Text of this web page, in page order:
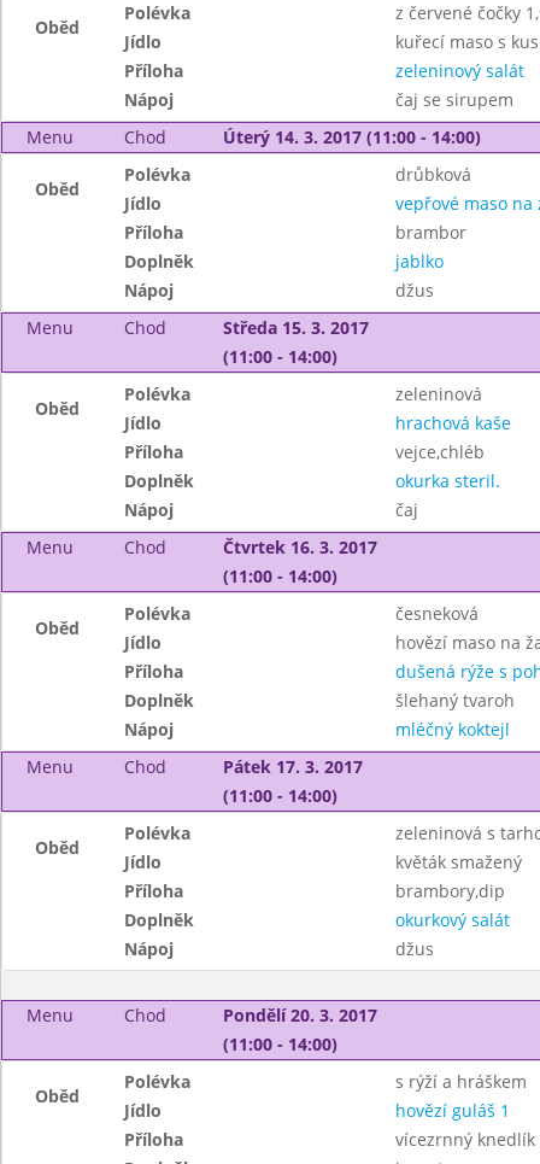
Oběd
Polévka
z červené čočky
Jídlo
kuřecí maso s
Příloha
zeleninový salát
Nápoj
čaj se sirupem
Menu
Chod Úterý 14. 3. 2017 (11:00 - 14:00)
Oběd
Polévka
drůbková
Jídlo
vepřové maso na
Příloha
brambor
Doplněk
jablko
Nápoj
džus
Menu
Chod
Středa 15. 3. 2017
(11:00 - 14:00)
Oběd
Polévka
zeleninová
Jídlo
hrachová kaše
Příloha
vejce,chléb
Doplněk
okurka steril.
Nápoj
čaj
Menu
Chod
Čtvrtek 16. 3. 2017
(11:00 - 14:00)
Oběd
Polévka
česneková
Jídlo
hovězí maso na
Příloha
dušená rýže s
Doplněk
šlehaný tvaroh
Nápoj
mléčný koktejl
Menu
Chod
Pátek 17. 3. 2017
(11:00 - 14:00)
Oběd
Polévka
zeleninová s
Jídlo
květák smažený
Příloha
brambory,dip
Doplněk
okurkový salát
Nápoj
džus
Menu Chod
Pondělí 20. 3. 2017
(11:00 - 14:00)
Oběd
Polévka
s rýží a hráškem
Jídlo
hovězí guláš 1
Příloha
vícezrnný knedlík